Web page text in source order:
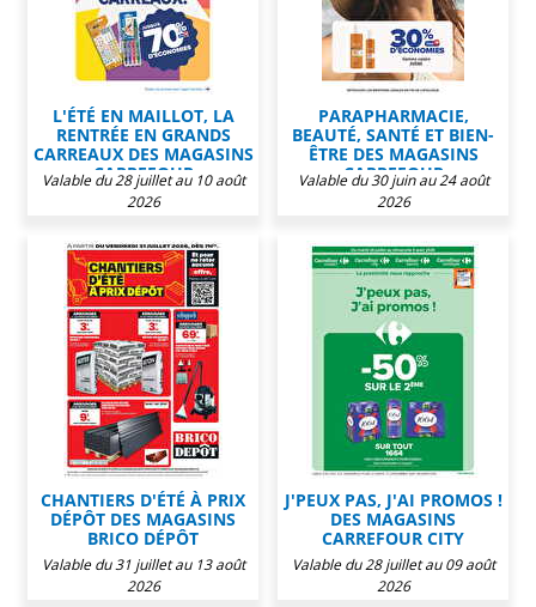
L'ÉTÉ EN MAILLOT, LA
RENTRÉE EN GRANDS
CARREAUX DES MAGASINS
CARREFOUR
Valable du 28 juillet au 10 août
2026
PARAPHARMACIE,
BEAUTÉ, SANTÉ ET BIEN-
ÊTRE DES MAGASINS
CARREFOUR
Valable du 30 juin au 24 août
2026
CHANTIERS D'ÉTÉ À PRIX
DÉPÔT DES MAGASINS
BRICO DÉPÔT
Valable du 31 juillet au 13 août
2026
J'PEUX PAS, J'AI PROMOS !
DES MAGASINS
CARREFOUR CITY
Valable du 28 juillet au 09 août
2026